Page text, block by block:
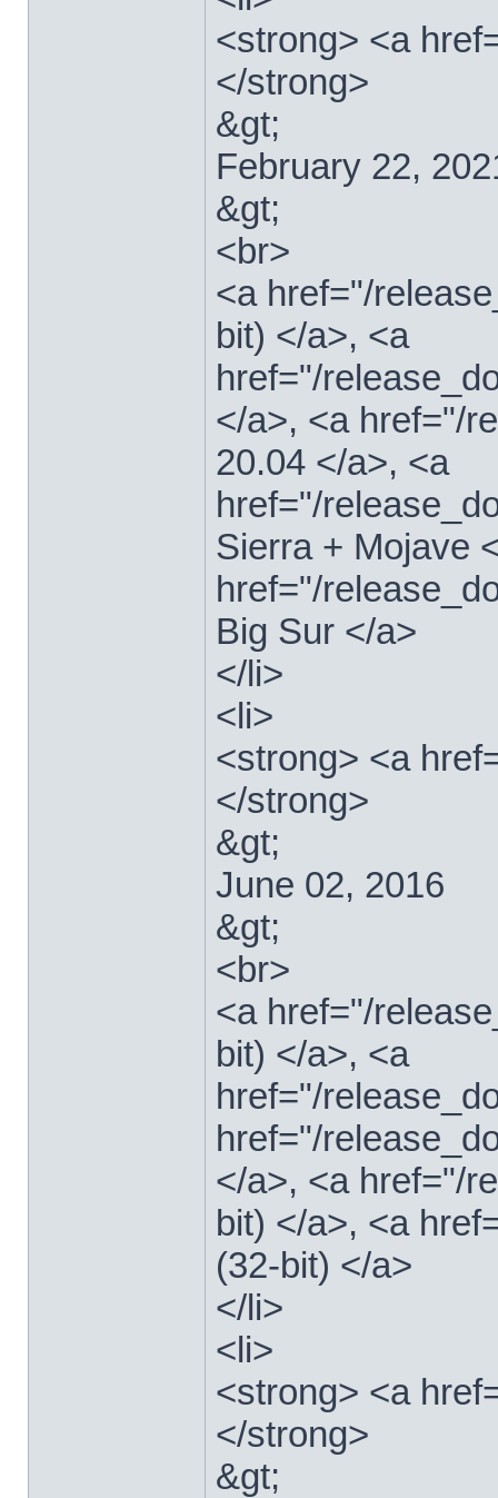
<strong> <a
</strong>
&gt;
February 22,
&gt;
<br>
<a href="/
bit) </a>, <a
href="/
</a>, <a href="/
20.04 </a>, <a
href="/
Sierra + Mojave
href="/
Big Sur </a>
</li>
<li>
<strong> <a
</strong>
&gt;
June 02, 2016
&gt;
<br>
<a href="/
bit) </a>, <a
href="/
href="/
</a>, <a href="/
bit) </a>, <a
(32-bit) </a>
</li>
<li>
<strong> <a
</strong>
&gt;